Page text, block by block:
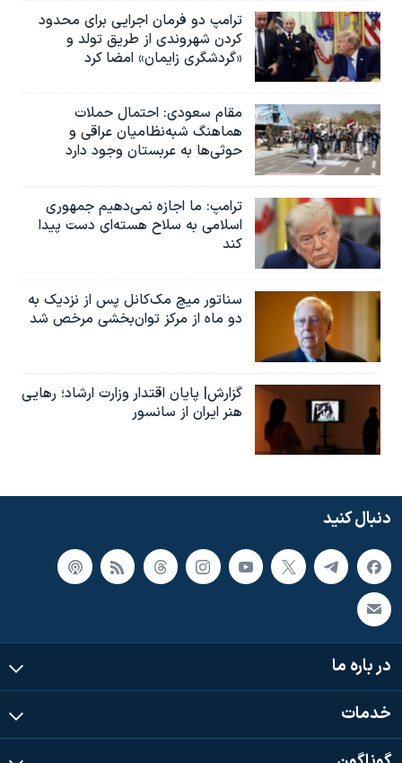
ترامپ دو فرمان اجرایی برای محدود
کردن شهروندی از طریق تولد و
«گردشگری زایمان» امضا کرد
مقام سعودی: احتمال حملات
هماهنگ شبه‌نظامیان عراقی و
حوثی‌ها به عربستان وجود دارد
ترامپ: ما اجازه نمی‌دهیم جمهوری
اسلامی به سلاح هسته‌ای دست پیدا
کند
سناتور میچ مک‌کانل پس از نزدیک به
دو ماه از مرکز توان‌بخشی مرخص شد
گزارش| پایان اقتدار وزارت ارشاد؛ رهایی
هنر ایران از سانسور
دنبال کنید
در باره ما
خدمات